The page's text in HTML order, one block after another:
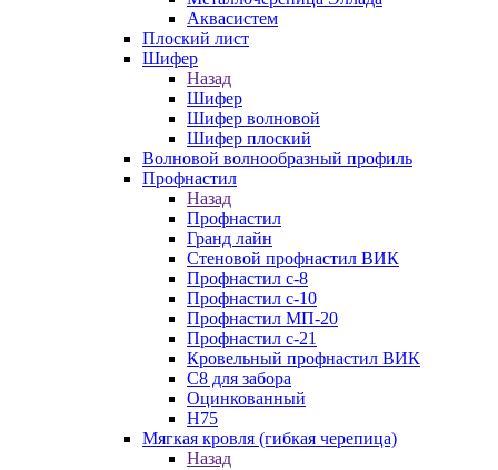
Аквасистем
Плоский лист
Шифер
Назад
Шифер
Шифер волновой
Шифер плоский
Волновой волнообразный профиль
Профнастил
Назад
Профнастил
Гранд лайн
Стеновой профнастил ВИК
Профнастил с-8
Профнастил с-10
Профнастил МП-20
Профнастил с-21
Кровельный профнастил ВИК
С8 для забора
Оцинкованный
Н75
Мягкая кровля (гибкая черепица)
Назад